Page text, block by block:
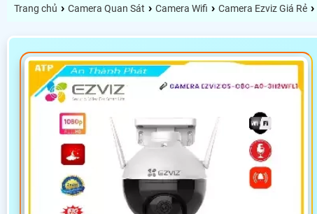
Trang chủ › Camera Quan Sát › Camera Wifi › Camera Ezviz Giá Rẻ ›